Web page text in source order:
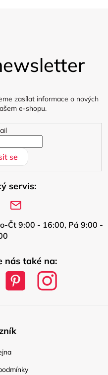
zasílat informace o nových
e-shopu.
se
servis:
Čt 9:00 - 16:00, Pá 9:00 -
nás také na: